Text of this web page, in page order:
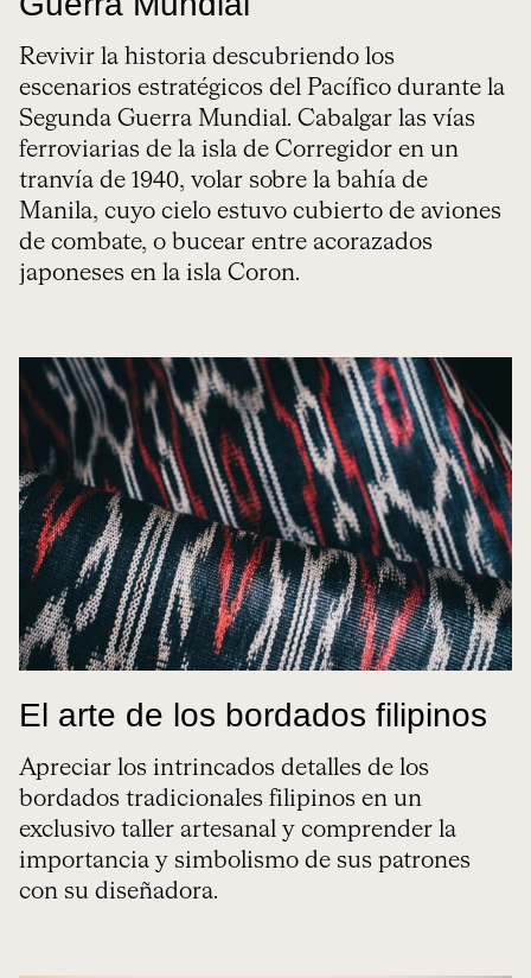
Revivir la historia descubriendo los
escenarios estratégicos del Pacífico durante la
Segunda Guerra Mundial. Cabalgar las vías
ferroviarias de la isla de Corregidor en un
tranvía de 1940, volar sobre la bahía de
Manila, cuyo cielo estuvo cubierto de aviones
de combate, o bucear entre acorazados
japoneses en la isla Coron.
El arte de los bordados filipinos
Apreciar los intrincados detalles de los
bordados tradicionales filipinos en un
exclusivo taller artesanal y comprender la
importancia y simbolismo de sus patrones
con su diseñadora.